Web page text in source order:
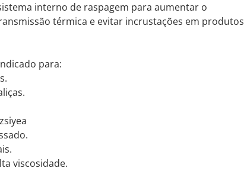
interno de raspagem para aumentar o
térmica e evitar incrustações em produtos
para:
viscosidade.